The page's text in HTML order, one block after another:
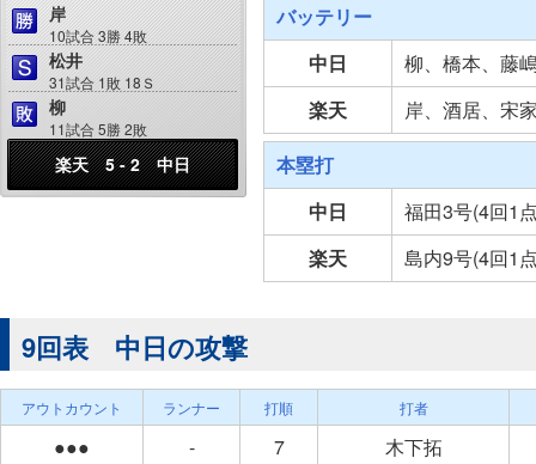
岸
10試合 3勝 4敗
松井
31試合 1敗 18Ｓ
柳
11試合 5勝 2敗
楽天 5 - 2 中日
バッテリー
中日
柳、橋本、藤
楽天
岸、酒居、宋
本塁打
中日
福田3号(4回1
楽天
島内9号(4回1
9回表 中日の攻撃
アウトカウント ランナー 打順 打者
●●● - 7
木下拓